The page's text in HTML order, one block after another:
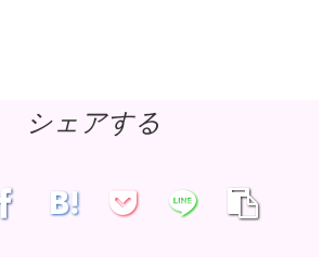
シェアする